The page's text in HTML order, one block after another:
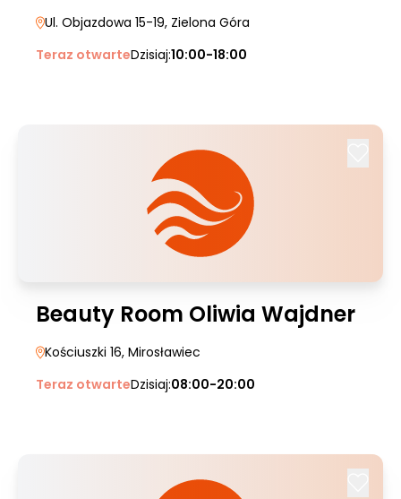
Ul. Objazdowa 15-19, Zielona Góra
Teraz otwarteDzisiaj:10:00-18:00
Beauty Room Oliwia Wajdner
Kościuszki 16, Mirosławiec
Teraz otwarteDzisiaj:08:00-20:00